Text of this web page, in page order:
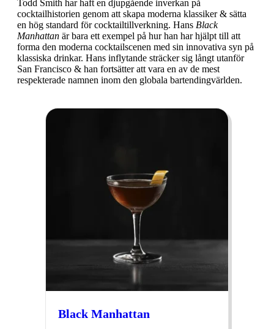
Todd Smith har haft en djupgående inverkan på
cocktailhistorien genom att skapa moderna klassiker & sätta
en hög standard för cocktailtillverkning. Hans Black
Manhattan är bara ett exempel på hur han har hjälpt till att
forma den moderna cocktailscenen med sin innovativa syn på
klassiska drinkar. Hans inflytande sträcker sig långt utanför
San Francisco & han fortsätter att vara en av de mest
respekterade namnen inom den globala bartendingvärlden.
Black Manhattan